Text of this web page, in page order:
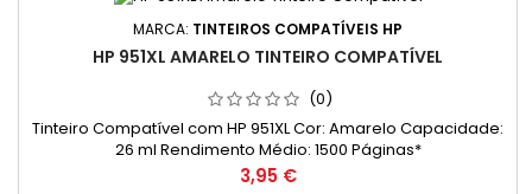
MARCA: TINTEIROS COMPATÍVEIS HP
HP 951XL AMARELO TINTEIRO COMPATÍVEL
(0)
Tinteiro Compatível com HP 951XL Cor: Amarelo Capacidade:
26 ml Rendimento Médio: 1500 Páginas*
Preço
3,95 €